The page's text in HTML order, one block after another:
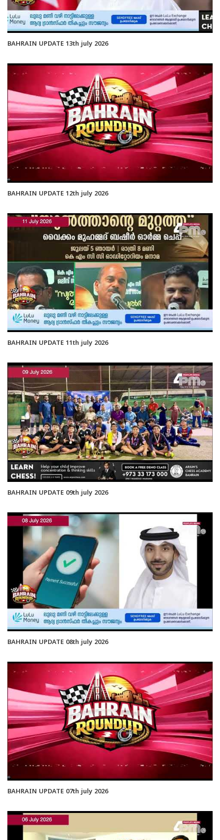
BAHRAIN UPDATE 13th july 2026
BAHRAIN UPDATE 12th july 2026
BAHRAIN UPDATE 11th july 2026
BAHRAIN UPDATE 09th july 2026
BAHRAIN UPDATE 08th july 2026
BAHRAIN UPDATE 07th july 2026